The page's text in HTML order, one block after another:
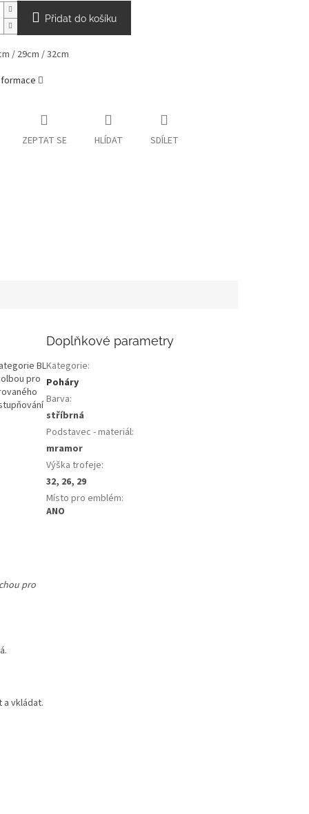
Přidat do košíku
/ 29cm / 32cm
ZEPTAT SE HLÍDAT SDÍLET
BL
pro
pro
vkládat.
Doplňkové parametry
Kategorie:
Poháry
Barva:
stříbrná
Podstavec - materiál:
mramor
Výška trofeje:
32, 26, 29
Místo pro emblém:
ANO